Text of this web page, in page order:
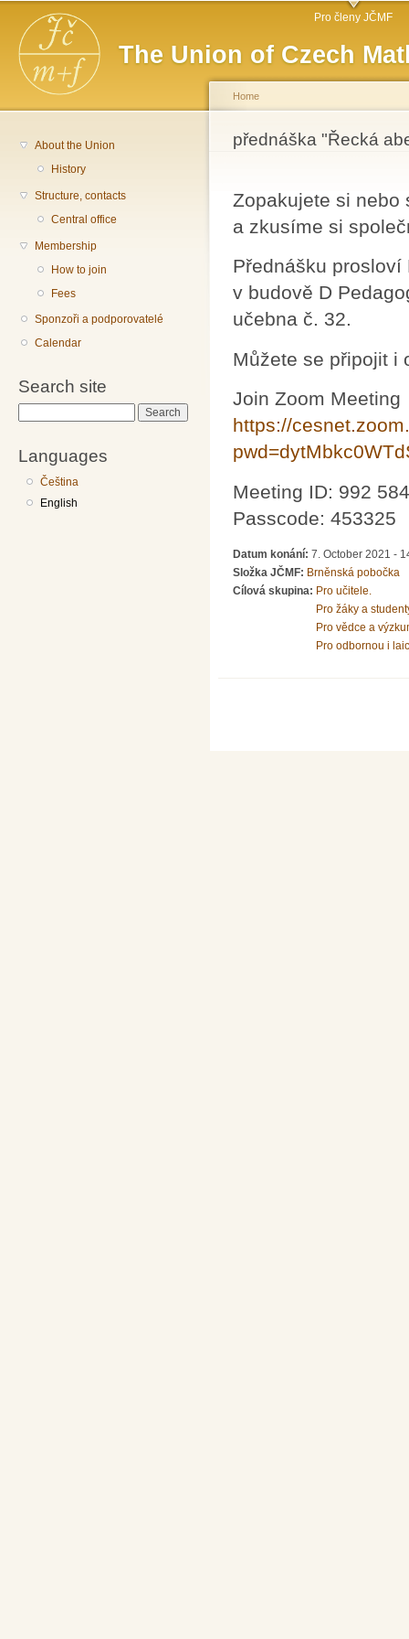
The Union of Czech
Main menu Pro členy JČMF
About the Union
History
Structure, contacts
Central office
Membership
How to join
Fees
Sponzoři a podporovatelé
Calendar
Search site
Languages
Čeština
English
You are here
Home
přednáška "Řecká
Zopakujete si nebo
a zkusíme si
Přednášku prosloví
v budově D
učebna č. 32.
Můžete se připojit i
Join Zoom Meeting
https://
Meeting ID: 992
Passcode: 453325
Datum konání: 7. October 2021 -
Složka JČMF: Brněnská pobočka
Cílová skupina: Pro učitele.
Pro žáky a
Pro vědce a
Pro odbornou i